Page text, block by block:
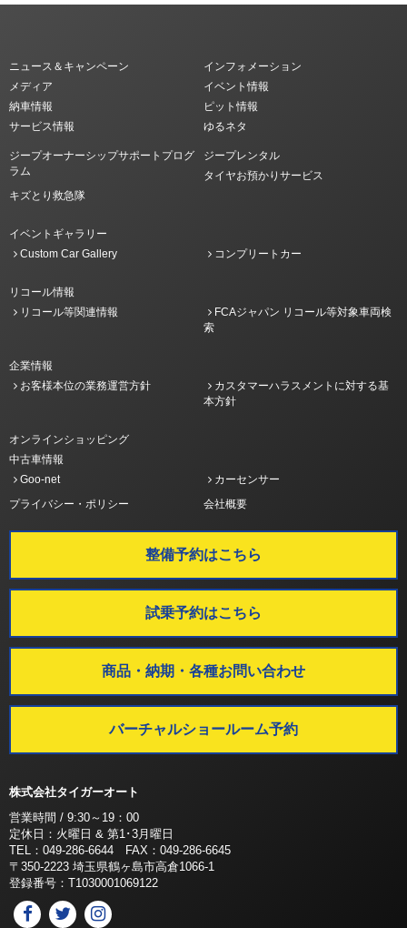
ニュース＆キャンペーン
インフォメーション
メディア
イベント情報
納車情報
ピット情報
サービス情報
ゆるネタ
ジープオーナーシップサポートプログ
ラム
ジープレンタル
タイヤお預かりサービス
キズとり救急隊
イベントギャラリー
Custom Car Gallery
コンプリートカー
リコール情報
リコール等関連情報
FCAジャパン リコール等対象車両検
索
企業情報
お客様本位の業務運営方針
カスタマーハラスメントに対する基
本方針
オンラインショッピング
中古車情報
Goo-net
カーセンサー
プライバシー・ポリシー
会社概要
整備予約はこちら
試乗予約はこちら
商品・納期・各種お問い合わせ
バーチャルショールーム予約
株式会社タイガーオート
営業時間 / 9:30～19：00
定休日：火曜日 & 第1･3月曜日
TEL：049-286-6644 FAX：049-286-6645
〒350-2223 埼玉県鶴ヶ島市高倉1066-1
登録番号：T1030001069122